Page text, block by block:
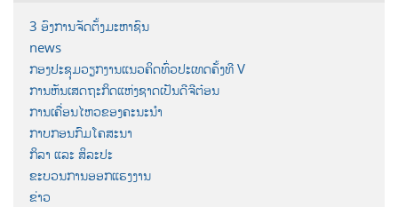
3 ອົງການຈັດຕັ້ງມະຫາຊົນ
news
ກອງປະຊຸມວຽກງານແນວຄິດທົ່ວປະເທດຄັ້ງທີ V
ການຫັນເສດຖະກິດແຫ່ງຊາດເປັນດີຈີຕ໋ອນ
ການເຄື່ອນໄຫວຂອງຄະນະນຳ
ກາບກອນກົມໂຄສະນາ
ກິລາ ແລະ ສິລະປະ
ຂະບວນການອອກແຮງງານ
ຂ່າວ